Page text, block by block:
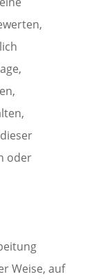
oder
Weise, auf